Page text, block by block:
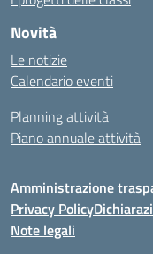
Novità
Le notizie
Calendario eventi
Planning attività
Piano annuale attività
Amministrazione
Privacy Policy
Note legali